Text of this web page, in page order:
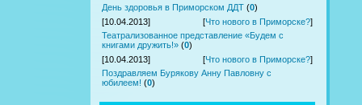
День здоровья в Приморском ДДТ (0)
[10.04.2013]
[Что нового в Приморске?]
Театрализованное представление «Будем с
книгами дружить!» (0)
[10.04.2013]
[Что нового в Приморске?]
Поздравляем Бурякову Анну Павловну с
юбилеем! (0)